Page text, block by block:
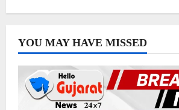
YOU MAY HAVE MISSED